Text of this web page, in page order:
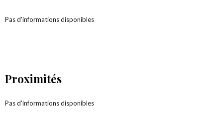
Pas d'informations disponibles
Proximités
Pas d'informations disponibles